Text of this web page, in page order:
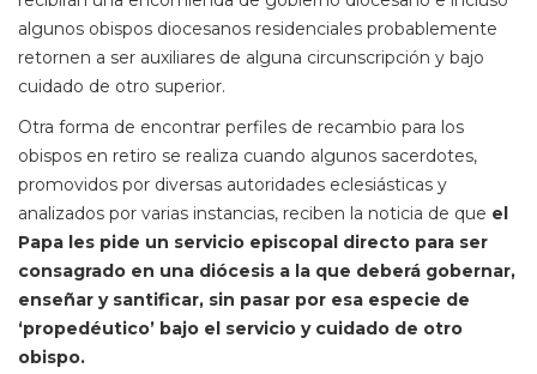
algunos obispos diocesanos residenciales probablemente
retornen a ser auxiliares de alguna circunscripción y bajo
cuidado de otro superior.
Otra forma de encontrar perfiles de recambio para los
obispos en retiro se realiza cuando algunos sacerdotes,
promovidos por diversas autoridades eclesiásticas y
analizados por varias instancias, reciben la noticia de que el
Papa les pide un servicio episcopal directo para ser
consagrado en una diócesis a la que deberá gobernar,
enseñar y santificar, sin pasar por esa especie de
‘propedéutico’ bajo el servicio y cuidado de otro
obispo.